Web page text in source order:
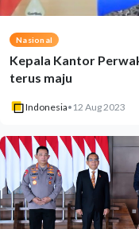
Nasional
Kepala Kantor
terus maju
Indonesia• 12 Aug 2023